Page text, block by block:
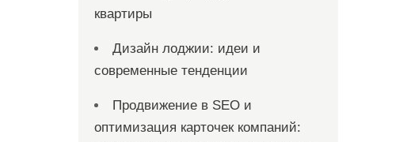
квартиры
Дизайн лоджии: идеи и
современные тенденции
Продвижение в SEO и
оптимизация карточек компаний: